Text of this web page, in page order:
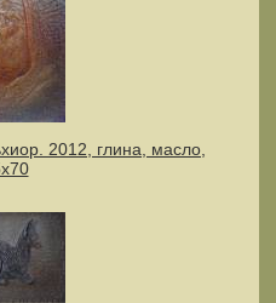
2012, глина, масло,